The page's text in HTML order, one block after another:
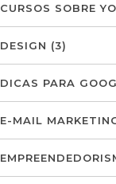
CURSOS SOBRE
DESIGN (3)
DICAS PARA
E-MAIL